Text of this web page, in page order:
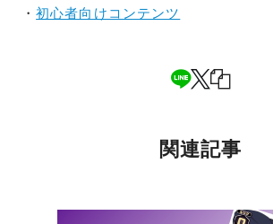
・初心者向けコンテンツ
関連記事